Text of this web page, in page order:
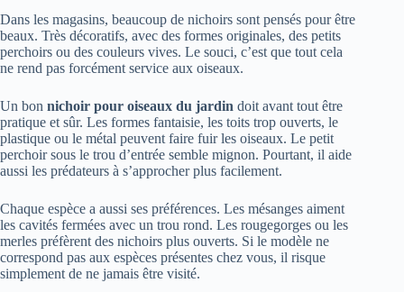
Dans les magasins, beaucoup de nichoirs sont pensés pour être
beaux. Très décoratifs, avec des formes originales, des petits
perchoirs ou des couleurs vives. Le souci, c’est que tout cela
ne rend pas forcément service aux oiseaux.
Un bon nichoir pour oiseaux du jardin doit avant tout être
pratique et sûr. Les formes fantaisie, les toits trop ouverts, le
plastique ou le métal peuvent faire fuir les oiseaux. Le petit
perchoir sous le trou d’entrée semble mignon. Pourtant, il aide
aussi les prédateurs à s’approcher plus facilement.
Chaque espèce a aussi ses préférences. Les mésanges aiment
les cavités fermées avec un trou rond. Les rougegorges ou les
merles préfèrent des nichoirs plus ouverts. Si le modèle ne
correspond pas aux espèces présentes chez vous, il risque
simplement de ne jamais être visité.